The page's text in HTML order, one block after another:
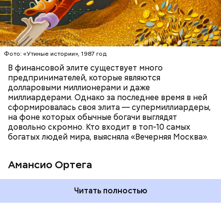
Фото: «Утиные истории», 1987 год
В финансовой элите существует много
предпринимателей, которые являются
долларовыми миллионерами и даже
миллиардерами. Однако за последнее время в ней
сформировалась своя элита — супермиллиардеры,
на фоне которых обычные богачи выглядят
довольно скромно. Кто входит в топ-10 самых
богатых людей мира, выясняла «Вечерняя Москва».
Амансио Ортега
Фото: Shutterstock
Читать полностью
БОГАТСТВО
БИЗНЕС
ПРЕДПРИНИМАТЕЛИ
МИЛЛИАРДЕРЫ
ДЕНЬГИ
В 1991 году Тадзима потеряла мужа. А спустя 11 лет
переехала в дом престарелых. В 2015 году, когда ей
было 115 лет, она была признана самым старым
Люсиль Рандон (118 лет)